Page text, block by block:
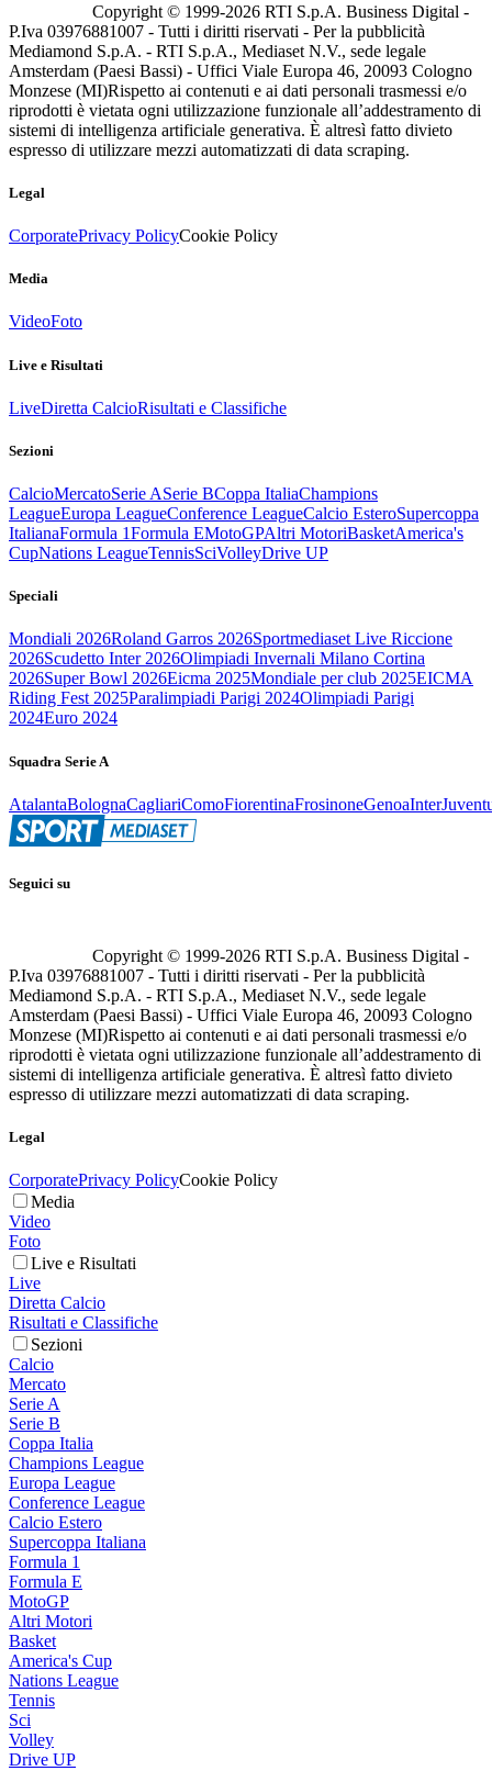
Copyright © 1999-2026 RTI S.p.A. Business Digital -
P.Iva 03976881007 - Tutti i diritti riservati - Per la pubblicità
Mediamond S.p.A. - RTI S.p.A., Mediaset N.V., sede legale
Amsterdam (Paesi Bassi) - Uffici Viale Europa 46, 20093 Cologno
Monzese (MI)Rispetto ai contenuti e ai dati personali trasmessi e/o
riprodotti è vietata ogni utilizzazione funzionale all’addestramento di
sistemi di intelligenza artificiale generativa. È altresì fatto divieto
espresso di utilizzare mezzi automatizzati di data scraping.
Legal
CorporatePrivacy PolicyCookie Policy
Media
VideoFoto
Live e Risultati
LiveDiretta CalcioRisultati e Classifiche
Sezioni
CalcioMercatoSerie ASerie BCoppa ItaliaChampions
LeagueEuropa LeagueConference LeagueCalcio EsteroSupercoppa
ItalianaFormula 1Formula EMotoGPAltri MotoriBasketAmerica's
CupNations LeagueTennisSciVolleyDrive UP
Speciali
Mondiali 2026Roland Garros 2026Sportmediaset Live Riccione
2026Scudetto Inter 2026Olimpiadi Invernali Milano Cortina
2026Super Bowl 2026Eicma 2025Mondiale per club 2025EICMA
Riding Fest 2025Paralimpiadi Parigi 2024Olimpiadi Parigi
2024Euro 2024
Squadra Serie A
AtalantaBolognaCagliariComoFiorentinaFrosinoneGenoaInter
Seguici su
Copyright © 1999-2026 RTI S.p.A. Business Digital -
P.Iva 03976881007 - Tutti i diritti riservati - Per la pubblicità
Mediamond S.p.A. - RTI S.p.A., Mediaset N.V., sede legale
Amsterdam (Paesi Bassi) - Uffici Viale Europa 46, 20093 Cologno
Monzese (MI)Rispetto ai contenuti e ai dati personali trasmessi e/o
riprodotti è vietata ogni utilizzazione funzionale all’addestramento di
sistemi di intelligenza artificiale generativa. È altresì fatto divieto
espresso di utilizzare mezzi automatizzati di data scraping.
Legal
CorporatePrivacy PolicyCookie Policy
Media
Video
Foto
Live e Risultati
Live
Diretta Calcio
Risultati e Classifiche
Sezioni
Calcio
Mercato
Serie A
Serie B
Coppa Italia
Champions League
Europa League
Conference League
Calcio Estero
Supercoppa Italiana
Formula 1
Formula E
MotoGP
Altri Motori
Basket
America's Cup
Nations League
Tennis
Sci
Volley
Drive UP